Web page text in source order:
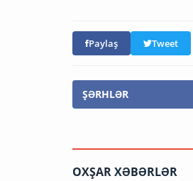
Paylaş Tweet
ŞƏRHLƏR
OXŞAR XƏBƏRLƏR